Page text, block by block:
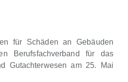
für Schäden an Gebäuden
Berufsfachverband für das
Gutachterwesen am 25. Mai